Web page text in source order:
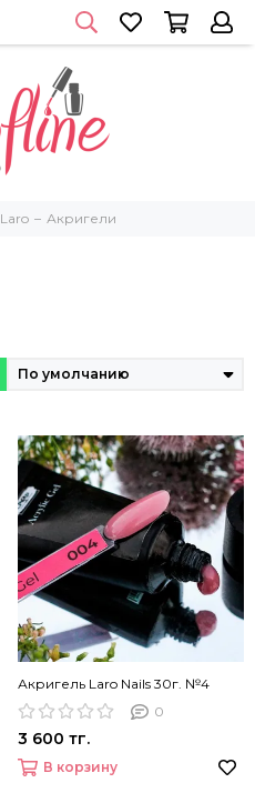
Laro Акригели
Акригель Laro Nails 30г. №4
0
3 600 тг.
В корзину